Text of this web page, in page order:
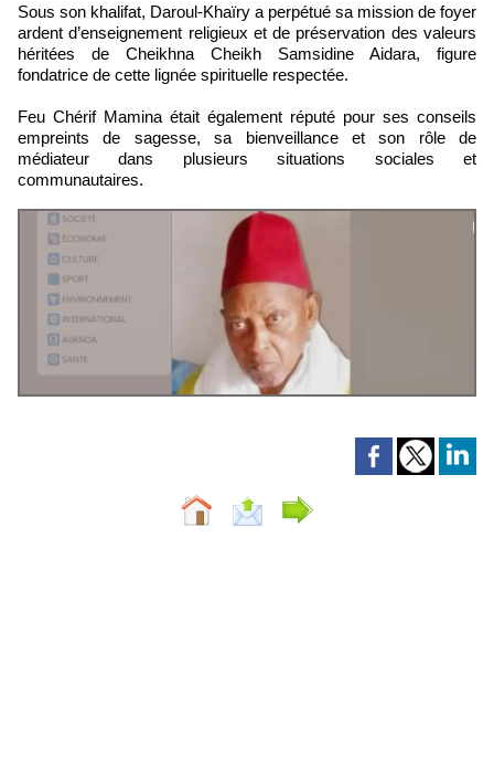
Sous son khalifat, Daroul-Khaïry a perpétué sa mission de foyer
ardent d’enseignement religieux et de préservation des valeurs
héritées de Cheikhna Cheikh Samsidine Aidara, figure
fondatrice de cette lignée spirituelle respectée.
Feu Chérif Mamina était également réputé pour ses conseils
empreints de sagesse, sa bienveillance et son rôle de
médiateur dans plusieurs situations sociales et
communautaires.